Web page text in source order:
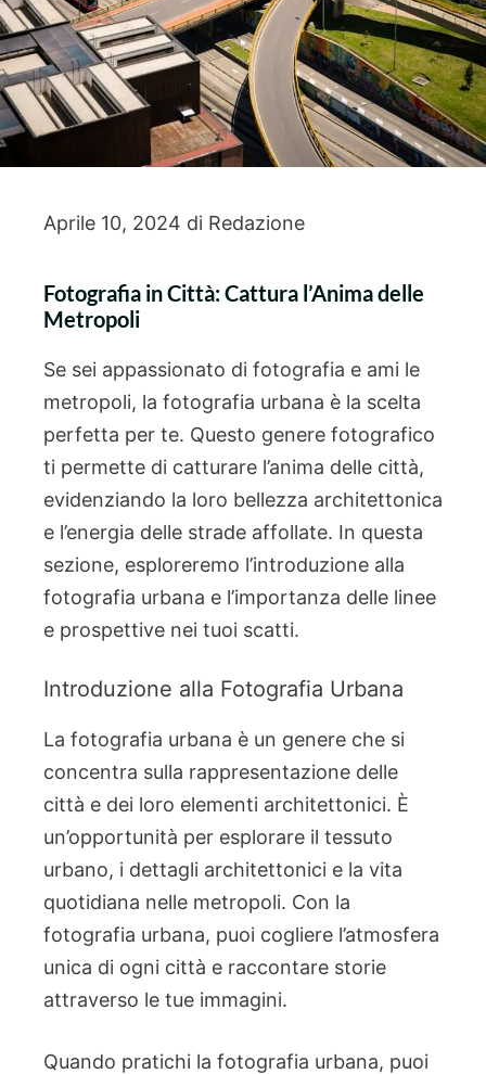
Aprile 10, 2024 di Redazione
Fotografia in Città: Cattura l’Anima delle
Metropoli
Se sei appassionato di fotografia e ami le
metropoli, la fotografia urbana è la scelta
perfetta per te. Questo genere fotografico
ti permette di catturare l’anima delle città,
evidenziando la loro bellezza architettonica
e l’energia delle strade affollate. In questa
sezione, esploreremo l’introduzione alla
fotografia urbana e l’importanza delle linee
e prospettive nei tuoi scatti.
Introduzione alla Fotografia Urbana
La fotografia urbana è un genere che si
concentra sulla rappresentazione delle
città e dei loro elementi architettonici. È
un’opportunità per esplorare il tessuto
urbano, i dettagli architettonici e la vita
quotidiana nelle metropoli. Con la
fotografia urbana, puoi cogliere l’atmosfera
unica di ogni città e raccontare storie
attraverso le tue immagini.
Quando pratichi la fotografia urbana, puoi